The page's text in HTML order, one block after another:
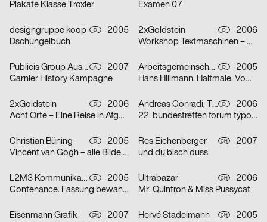
Plakate Klasse Troxler
Examen 07
designgruppe koop D
2005
Dschungelbuch
2xGoldstein D
2006
Workshop Textmaschinen – Maschinentext
Publicis Group Austria GmbH, Evelina Sava A
2007
Garnier History Kampagne
Arbeitsgemeinschaft für visuelle und verbale Kommunikation Uwe Loesch D
2005
Hans Hillmann. Haltmale. Vom Plakat zum Bildroman
2xGoldstein D
2006
Acht Orte – Eine Reise in Afghanistan
Andreas Conradi, Tino Graß, Martin Hoffmann, Tristan Schmitz D
2006
22. bundestreffen forum typografie/walbaum tanzt grotesk
Christian Büning D
2005
Vincent van Gogh – alle Bilder / nur die Porträts
Res Eichenberger CH
2007
und du bisch duss
L2M3 Kommunikationsdesign D
2005
Contenance. Fassung bewahren
Ultrabazar CH
2006
Mr. Quintron & Miss Pussycat
Eisenmann Grafik CH
2007
Hervé Stadelmann CH
2005